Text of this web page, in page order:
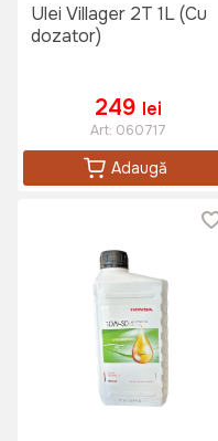
Ulei Villager 2T 1L (Cu
dozator)
249 lei
Art: 060717
Adaugă